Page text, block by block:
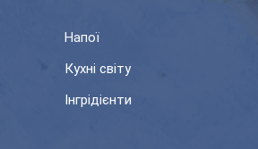
Напої
Кухні світу
Інгрідієнти